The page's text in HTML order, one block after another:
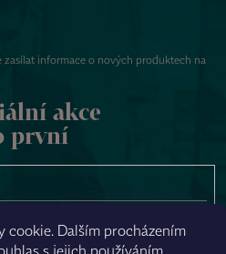
cookie. Dalším procházením
zasílat informace o nových produktech na
akce
první